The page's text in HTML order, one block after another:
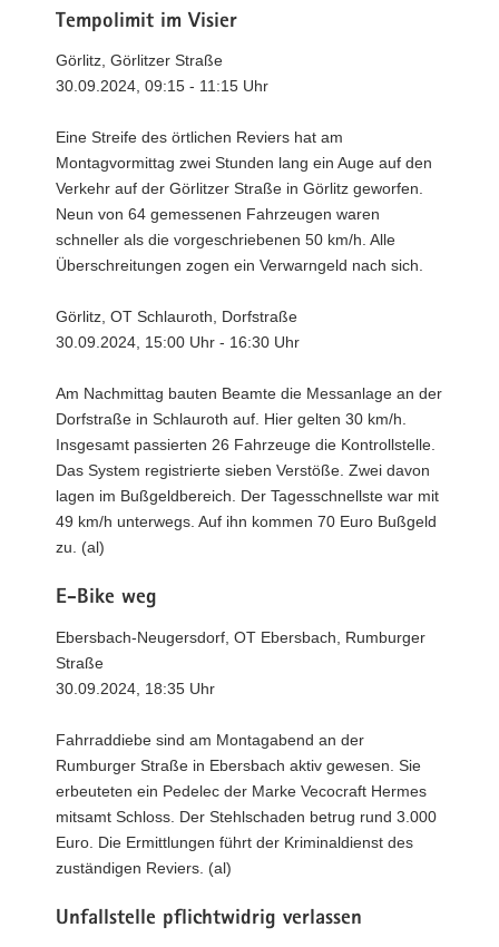
Tempolimit im Visier
Görlitz, Görlitzer Straße
30.09.2024, 09:15 - 11:15 Uhr
Eine Streife des örtlichen Reviers hat am
Montagvormittag zwei Stunden lang ein Auge auf den
Verkehr auf der Görlitzer Straße in Görlitz geworfen.
Neun von 64 gemessenen Fahrzeugen waren
schneller als die vorgeschriebenen 50 km/h. Alle
Überschreitungen zogen ein Verwarngeld nach sich.
Görlitz, OT Schlauroth, Dorfstraße
30.09.2024, 15:00 Uhr - 16:30 Uhr
Am Nachmittag bauten Beamte die Messanlage an der
Dorfstraße in Schlauroth auf. Hier gelten 30 km/h.
Insgesamt passierten 26 Fahrzeuge die Kontrollstelle.
Das System registrierte sieben Verstöße. Zwei davon
lagen im Bußgeldbereich. Der Tagesschnellste war mit
49 km/h unterwegs. Auf ihn kommen 70 Euro Bußgeld
zu. (al)
E-Bike weg
Ebersbach-Neugersdorf, OT Ebersbach, Rumburger
Straße
30.09.2024, 18:35 Uhr
Fahrraddiebe sind am Montagabend an der
Rumburger Straße in Ebersbach aktiv gewesen. Sie
erbeuteten ein Pedelec der Marke Vecocraft Hermes
mitsamt Schloss. Der Stehlschaden betrug rund 3.000
Euro. Die Ermittlungen führt der Kriminaldienst des
zuständigen Reviers. (al)
Unfallstelle pflichtwidrig verlassen